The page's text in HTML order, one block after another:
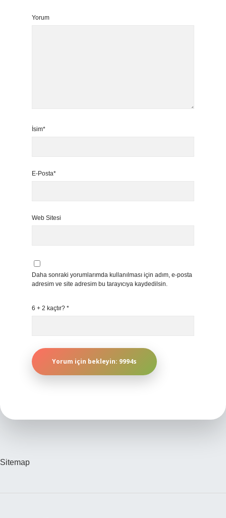
Yorum
İsim*
E-Posta*
Web Sitesi
Daha sonraki yorumlarımda kullanılması için adım, e-posta
adresim ve site adresim bu tarayıcıya kaydedilsin.
6 + 2 kaçtır? *
Sitemap